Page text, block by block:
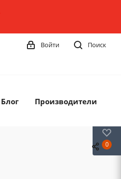
Поиск
Войти
Блог Производители
0